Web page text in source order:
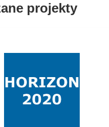
projekty